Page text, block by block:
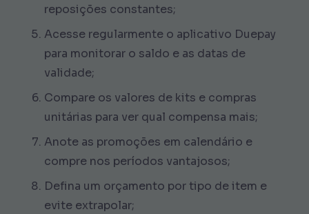
reposições constantes;
Acesse regularmente o aplicativo Duepay
para monitorar o saldo e as datas de
validade;
Compare os valores de kits e compras
unitárias para ver qual compensa mais;
Anote as promoções em calendário e
compre nos períodos vantajosos;
Defina um orçamento por tipo de item e
evite extrapolar;